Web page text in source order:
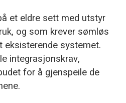
et eldre sett med utstyr
og som krever sømløs
eksisterende systemet.
integrasjonskrav,
for å gjenspeile de